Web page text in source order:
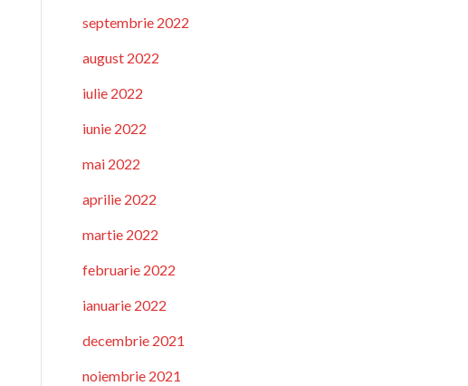
septembrie 2022
august 2022
iulie 2022
iunie 2022
mai 2022
aprilie 2022
martie 2022
februarie 2022
ianuarie 2022
decembrie 2021
noiembrie 2021